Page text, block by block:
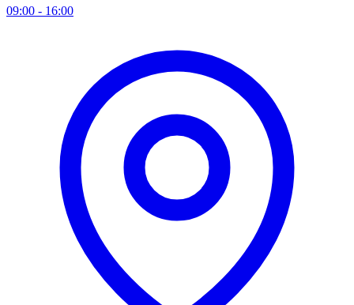
09:00 - 16:00